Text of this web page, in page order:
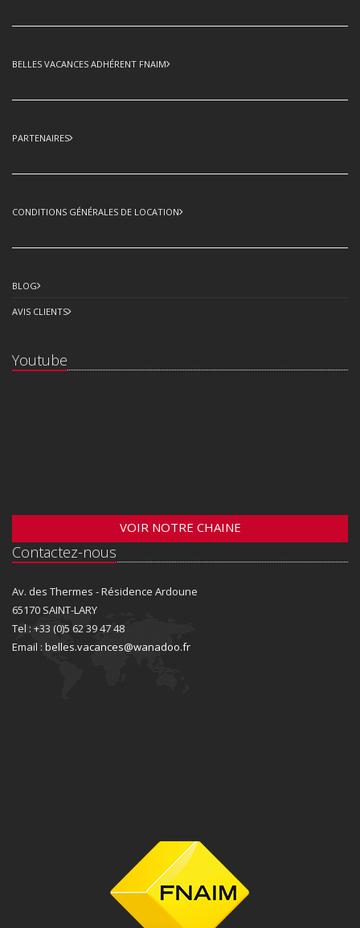
BELLES VACANCES ADHÉRENT FNAIM
PARTENAIRES
CONDITIONS GÉNÉRALES DE LOCATION
BLOG
AVIS CLIENTS
Youtube
VOIR NOTRE CHAINE
Contactez-nous
Av. des Thermes - Résidence Ardoune
65170 SAINT-LARY
Tel : +33 (0)5 62 39 47 48
Email : belles.vacances@wanadoo.fr